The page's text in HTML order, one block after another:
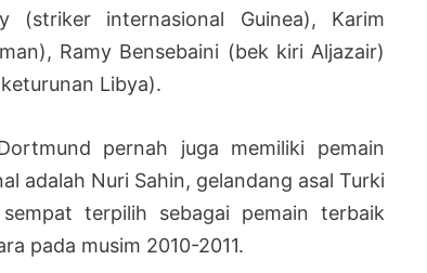
(striker internasional Guinea), Karim
Ramy Bensebaini (bek kiri Aljazair)
Libya).
pernah juga memiliki pemain
adalah Nuri Sahin, gelandang asal Turki
terpilih sebagai pemain terbaik
pada musim 2010-2011.